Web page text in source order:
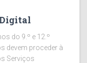
do 9.º e 12.º
devem proceder à
Serviços